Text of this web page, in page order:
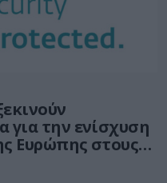
για την ενίσχυση
Ευρώπης στους
και ενέργειας